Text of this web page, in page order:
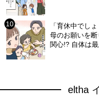
「育休中でし
母のお願いを
関心!? 自体は
eltha